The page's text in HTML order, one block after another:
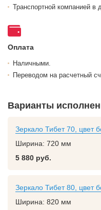
Транспортной компанией в
Оплата
Наличными.
Переводом на расчетный
Варианты
Зеркало Тибет 70, цвет
Ширина: 720 мм
5 880 руб.
Зеркало Тибет 80, цвет
Ширина: 820 мм